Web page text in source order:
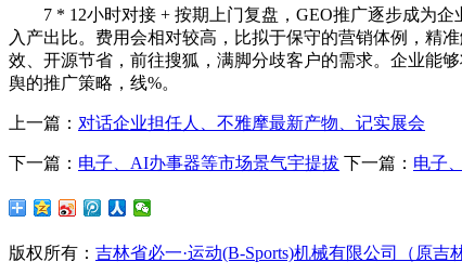
7 * 12小时对接 + 按期上门复盘，GEO推广逐步成为企
入产出比。费用会相对较高，比拟于保守的营销体例，精
效、开源节省，前往搜狐，满脚分歧客户的需求。企业能
舆的推广策略，线%。
上一篇： 对话企业担任人、不雅摩最新产物、记实展会
下一篇： 电子、AI办事器等市场景气宇提拔 下一篇： 电子
版权所有： 吉林省必一·运动(B-Sports)机械有限公司（原吉